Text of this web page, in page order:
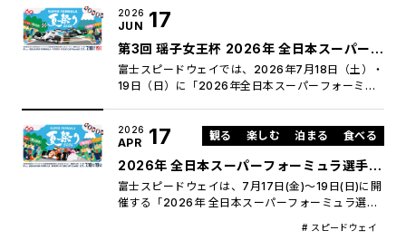
ンド・SPECIAL OTHERS（スペシャルアザース）
の新曲「Circuit」を起用することを決定いたしまし
た
第3回 瑶子女王杯 2026年 全日本スーパーフ
ォーミュラ選手権 第3戦・第6戦・第7戦
「スーパーフォーミュラ夏祭り」開催！
2026
JUN 17
富士スピードウェイでは、2026年7月18日（土）・
19日（日）に「2026年全日本スーパーフォーミュ
決定し、土日2日間で決勝3レースを実施。国内最高
峰フォーミュラレースならではの迫力ある戦いが繰
り広げられます。 また会場では「SUPER
FORMULA夏祭り2026」として、花火やグルメ、
縁日コンテンツ、JEGT AFTER RACE GRID
ともに、夏の富士スピードウェイを一日中お楽しみ
2026年 全日本スーパーフォーミュラ選手
権 第6戦・第7戦 前売観戦チケット、4
月23日(木)午前10時から発売開始
2026
APR 17 観る 楽しむ 泊まる 食べる
富士スピードウェイは、7月17日(金)〜19日(日)に開
催する「2026年 全日本スーパーフォーミュラ選手
# スピードウェイ